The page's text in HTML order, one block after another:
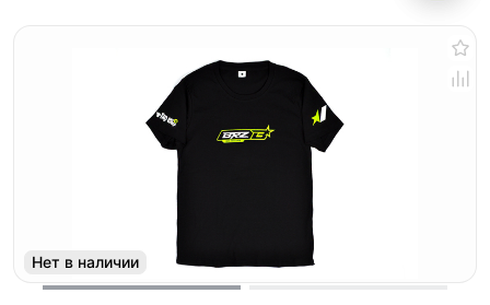
Нет в наличии